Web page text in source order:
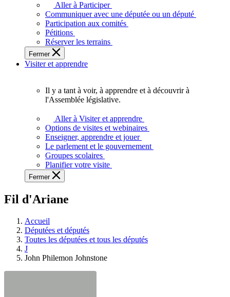
plein
potentiel,
l'Assemblée
a
besoin
de
Aller à Participer
Communiquer avec une députée ou un député
Participation aux comités
Pétitions
Réserver les terrains
Fermer
Visiter et apprendre
voir,
apprendre
et
à
à
législative.
Il y a tant à voir, à apprendre et à découvrir à
l'Assemblée législative.
Aller à Visiter et apprendre
Options de visites et webinaires
Enseigner, apprendre et jouer
Le parlement et le gouvernement
Groupes scolaires
Planifier votre visite
Fermer
Fil d'Ariane
Accueil
Députées et députés
Toutes les députées et tous les députés
J
John Philemon Johnstone